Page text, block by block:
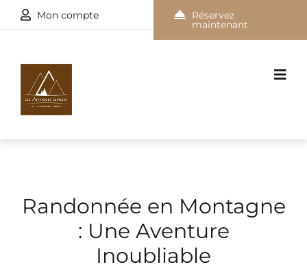
Mon compte Réservez
maintenant
Randonnée en Montagne
: Une Aventure
Inoubliable